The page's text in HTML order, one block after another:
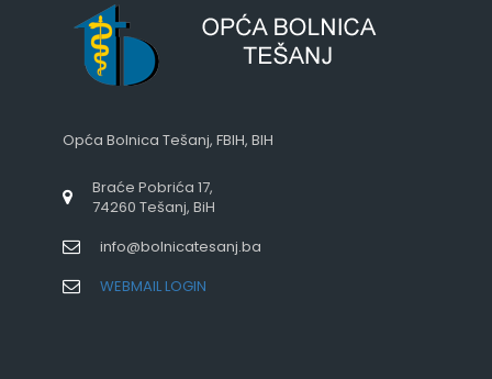
Opća Bolnica Tešanj, FBIH, BIH
Braće Pobrića 17,
74260 Tešanj, BiH
info@bolnicatesanj.ba
WEBMAIL LOGIN